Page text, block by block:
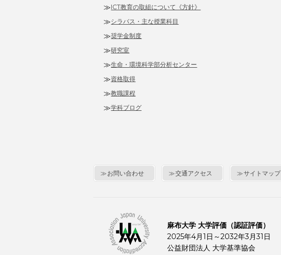
ICT教育の取組について《方針》
シラバス・主な授業科目
奨学金制度
研究室
生命・環境科学部分析センター
資格取得
教職課程
学科ブログ
お問い合わせ 交通アクセス サイトマップ
麻布大学 大学評価（認証評価）
2025年4月1日～2032年3月31日
公益財団法人 大学基準協会